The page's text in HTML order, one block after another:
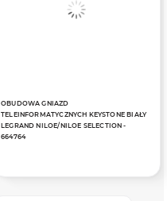
OBUDOWA GNIAZD
TELEINFORMATYCZNYCH KEYSTONE BIAŁY
LEGRAND NILOE/NILOE SELECTION -
664764